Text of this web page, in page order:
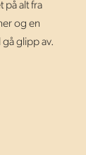
på alt fra
og en
glipp av.